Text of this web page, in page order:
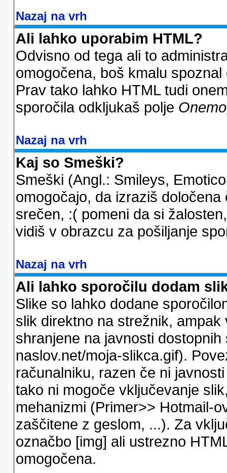
Nazaj na vrh
Ali lahko uporabim HTML?
Odvisno od tega ali to
omogočena, boš kmalu
Prav tako lahko HTML tudi
sporočila odkljukaš polje
Nazaj na vrh
Kaj so Smeški?
Smeški (Angl.: Smileys,
omogočajo, da izraziš
srečen, :( pomeni da si
vidiš v obrazcu za pošiljanje
Nazaj na vrh
Ali lahko sporočilu dodam
Slike so lahko dodane
slik direktno na strežnik,
shranjene na javnosti
naslov.net/moja-slikca.gif).
računalniku, razen če ni
tako ni mogoče vključevanje
mehanizmi (Primer>> Hotmail-
zaščitene z geslom, ...). Za
označbo [img] ali ustrezno
omogočena.